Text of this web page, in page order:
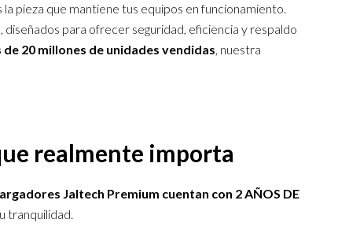
pieza que mantiene tus equipos en funcionamiento.
, diseñados para ofrecer seguridad, eficiencia y respaldo
de 20 millones de unidades vendidas, nuestra
realmente importa
Jaltech Premium cuentan con 2 AÑOS DE
tranquilidad.